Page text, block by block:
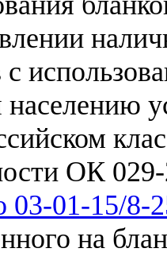
с
населению
ОК
03-01-15/8-
на